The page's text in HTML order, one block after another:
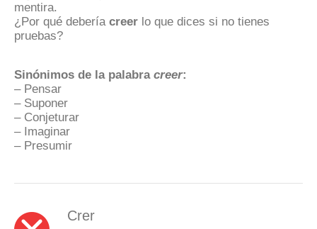
mentira.
¿Por qué debería creer lo que dices si no tienes
pruebas?
Sinónimos de la palabra creer:
– Pensar
– Suponer
– Conjeturar
– Imaginar
– Presumir
Crer